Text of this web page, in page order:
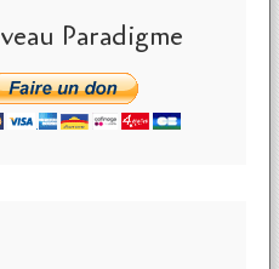
Paradigme